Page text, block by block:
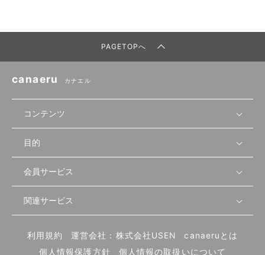
PAGETOPへ
canaeru カナエル
コンテンツ
無料開業相談
セミナー情報
セミナー動画
物件を探す
首都圏
北海道
先輩開業者の声
開業・経営に関する記事
目的
店舗運営
物件
内装・設備
会員サービス
会員登録
ログイン
関連サービス
飲食店サクセスガイド（外部サイト）
利用規約 運営会社：株式会社USEN
canaeruとは
個人情報保護方針
個人情報の取扱いについて